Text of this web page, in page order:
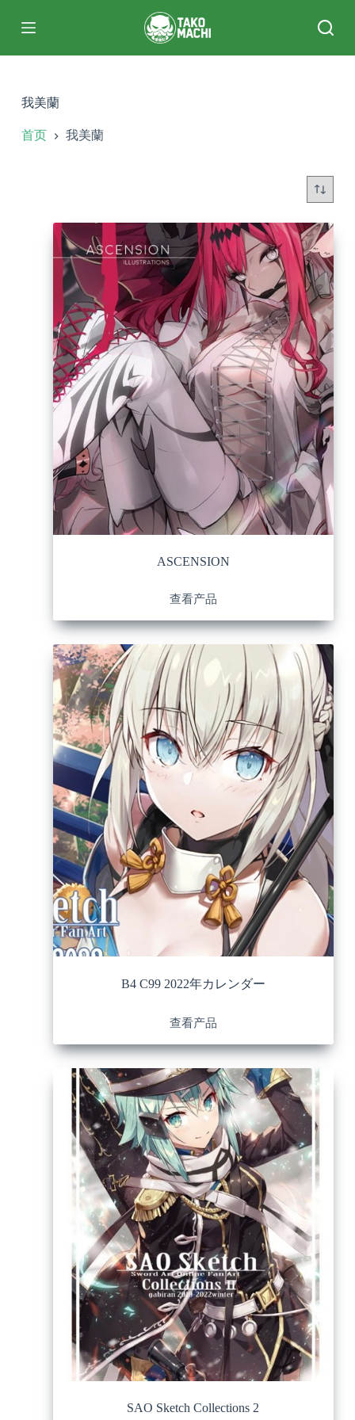
过
我美蘭
首页 我美蘭
ASCENSION
查看产品
B4 C99 2022年カレンダー
查看产品
SAO Sketch Collections 2